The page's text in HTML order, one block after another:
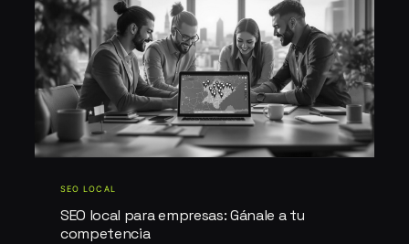
SEO LOCAL
SEO local para empresas: Gánale a tu
competencia